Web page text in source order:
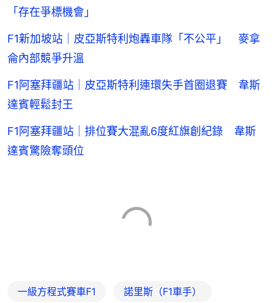
「存在爭標機會」
F1新加坡站｜皮亞斯特利炮轟車隊「不公平」 麥拿
侖內部競爭升溫
F1阿塞拜疆站｜皮亞斯特利連環失手首圈退賽 韋斯
達賓輕鬆封王
F1阿塞拜疆站｜排位賽大混亂6度紅旗創紀錄 韋斯
達賓驚險奪頭位
一級方程式賽車F1 諾里斯（F1車手）